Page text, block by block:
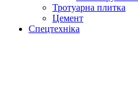
Тротуарна плитка
Цемент
Спецтехніка